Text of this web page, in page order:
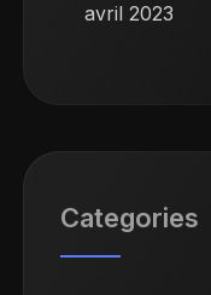
avril 2023
Categories